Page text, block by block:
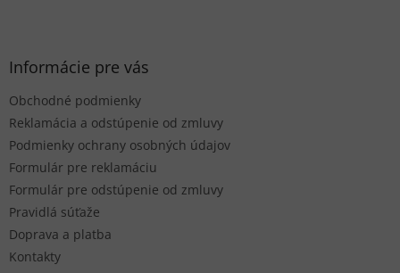
Informácie pre vás
Obchodné podmienky
Reklamácia a odstúpenie od zmluvy
Podmienky ochrany osobných údajov
Formulár pre reklamáciu
Formulár pre odstúpenie od zmluvy
Pravidlá súťaže
Doprava a platba
Kontakty